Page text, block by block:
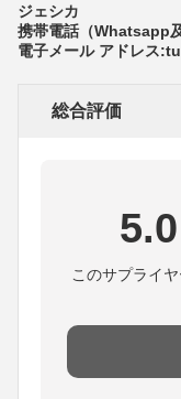
ジェシカ
携帯電話（Whatsapp
電子メール アドレス
総合評価
5.0
このサプライ